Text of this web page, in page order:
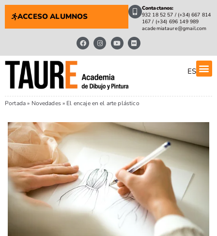
ACCESO ALUMNOS
Contactanos:
932 18 52 57 / (+34) 667 814
167 / (+34) 696 149 989
academiataure@gmail.com
ES
Portada» Novedades» El encaje en el arte plástico